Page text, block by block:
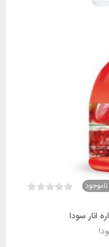
ناموجود
انار سودا